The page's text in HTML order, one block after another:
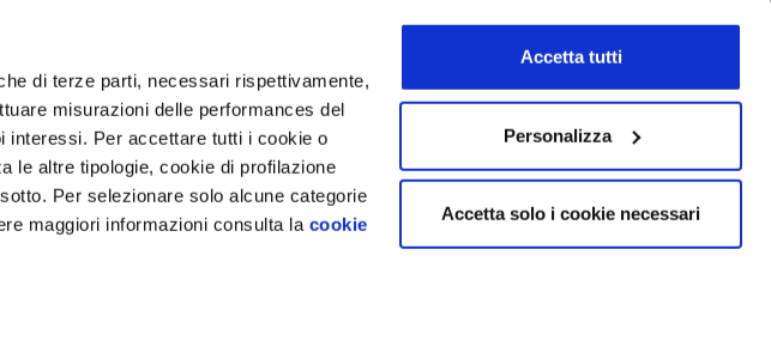
di terze parti, necessari rispettivamente,
misurazioni delle performances del
interessi. Per accettare tutti i cookie o
le altre tipologie, cookie di profilazione
Per selezionare solo alcune categorie
maggiori informazioni consulta la cookie
Accetta tutti
Personalizza
Accetta solo i cookie necessari
Policy
Policy
abbigliamentoross@gmail.com